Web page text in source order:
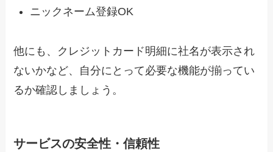
ニックネーム登録OK
他にも、クレジットカード明細に社名が表示され
ないかなど、自分にとって必要な機能が揃ってい
るか確認しましょう。
サービスの安全性・信頼性